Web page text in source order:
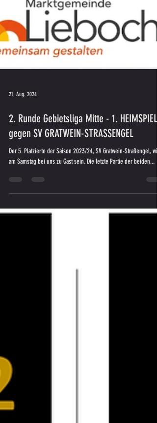
2. Runde Gebietsliga Mitte - 1. HEIMSPIEL
gegen SV GRATWEIN-STRASSENGEL
Der 5. Platzierte der Saison 2023/24, SV Gratwein-Straßengel,
am Samstag bei uns zu Gast sein. Die letzte Partie der beiden...